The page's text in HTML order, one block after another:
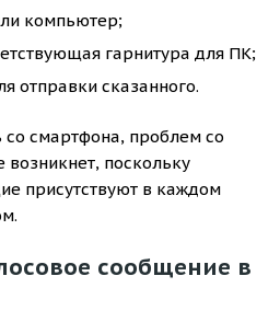
компьютер;
гарнитура для ПК;
отправки сказанного.
со смартфона, проблем со
поскольку
присутствуют в каждом
сообщение в